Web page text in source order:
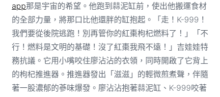
app那是宇宙的希望。他跑到蒜泥缸前，使出他搬運食材
的全部力量，將那口比他還胖的缸抱起。「走！K-999！
我們要從後院逃跑！別再管你的紅棗枸杞燃料了！」「不
行！燃料是文明的基礎！沒了紅棗我飛不遠！」吉娃娃特
務抗議。它用小嘴咬住廖沾沾的衣領，同時開啟了它背上
的枸杞推進器。推進器發出「滋滋」的輕微煎煮聲，伴隨
著一股濃郁的蔘味爆發。廖沾沾抱著蒜泥缸、K-999咬著